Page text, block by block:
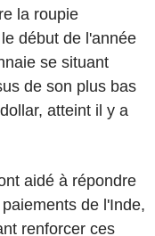
la roupie
début de l'année
se situant
de son plus bas
atteint il y a
aidé à répondre
de l'Inde,
renforcer ces